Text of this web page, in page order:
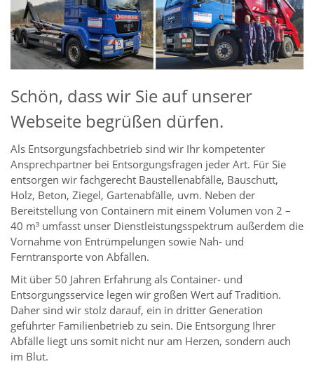
Schön, dass wir Sie auf unserer
Webseite begrüßen dürfen.
Als Entsorgungsfachbetrieb sind wir Ihr kompetenter
Ansprechpartner bei Entsorgungsfragen jeder Art. Für Sie
entsorgen wir fachgerecht Baustellenabfälle, Bauschutt,
Holz, Beton, Ziegel, Gartenabfälle, uvm. Neben der
Bereitstellung von Containern mit einem Volumen von 2 –
40 m³ umfasst unser Dienstleistungsspektrum außerdem die
Vornahme von Entrümpelungen sowie Nah- und
Ferntransporte von Abfällen.
Mit über 50 Jahren Erfahrung als Container- und
Entsorgungsservice legen wir großen Wert auf Tradition.
Daher sind wir stolz darauf, ein in dritter Generation
geführter Familienbetrieb zu sein. Die Entsorgung Ihrer
Abfälle liegt uns somit nicht nur am Herzen, sondern auch
im Blut.